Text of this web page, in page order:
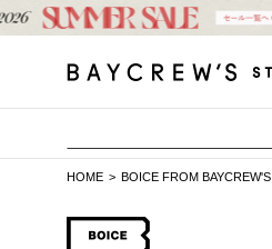
HOME BOICE FROM BAYCREW'S